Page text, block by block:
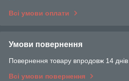
Всі умови оплати
Умови повернення
Повернення товару впродовж 14
Всі умови повернення